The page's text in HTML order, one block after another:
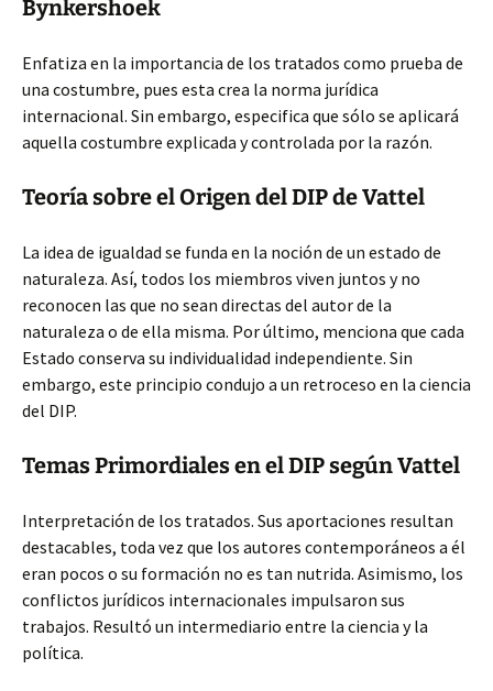
Bynkershoek
Enfatiza en la importancia de los tratados como prueba de
una costumbre, pues esta crea la norma jurídica
internacional. Sin embargo, especifica que sólo se aplicará
aquella costumbre explicada y controlada por la razón.
Teoría sobre el Origen del DIP de Vattel
La idea de igualdad se funda en la noción de un estado de
naturaleza. Así, todos los miembros viven juntos y no
reconocen las que no sean directas del autor de la
naturaleza o de ella misma. Por último, menciona que cada
Estado conserva su individualidad independiente. Sin
embargo, este principio condujo a un retroceso en la ciencia
del DIP.
Temas Primordiales en el DIP según Vattel
Interpretación de los tratados. Sus aportaciones resultan
destacables, toda vez que los autores contemporáneos a él
eran pocos o su formación no es tan nutrida. Asimismo, los
conflictos jurídicos internacionales impulsaron sus
trabajos. Resultó un intermediario entre la ciencia y la
política.